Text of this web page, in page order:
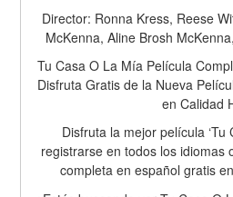
Director: Ronna Kress, Reese
McKenna, Aline Brosh
Tu Casa O La Mía Película
Disfruta Gratis de la Nueva
en Calidad
Disfruta la mejor película ‘Tu
registrarse en todos los idiomas
completa en español gratis